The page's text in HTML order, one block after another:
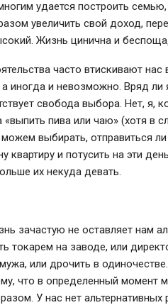
удается построить
увеличить свой доход,
Жизнь цинична и
часто втискивают
иногда и невозможно. Вряд
свобода выбора. Нет, я,
пива или чаю» (хотя в
выбирать, отправиться
квартиру и потусить на эти
их некуда девать.
зачастую не оставляет нам
токарем на заводе, или
или дрочить в
что в определенный момент
У нас нет